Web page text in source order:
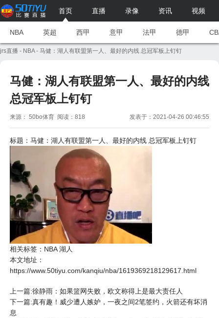
首页 直播 录像 资讯 视频
NBA 英超 西甲 意甲 法甲 德甲
jrs直播 - NBA- 马健：湖人有联盟第一人、最好的内线 总冠军板上钉钉
马健：湖人有联盟第一人、最好的内线
总冠军板上钉钉
来源： 50bo体育 阅读：818 发表于：2021-04-26 00:46:55
标题：马健： 湖人有联盟第一人、最好的内线 总冠军板上钉钉
相关标签： NBA 湖人
本文地址：
https://www.50tiyu.com/kanqiu/nba/1619369218129617.html
上一篇:徐静雨：如果篮网失败，欧文称得上是最大责任人
下一篇:真有趣！威少遭人嫉妒，一夜之间2笔签约，火箭还有坏消
息